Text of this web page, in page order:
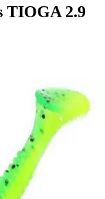
TIOGA 2.9